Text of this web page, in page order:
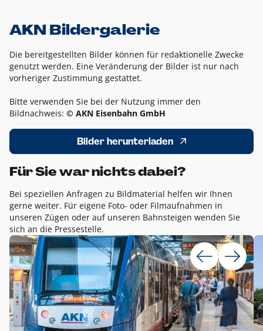
AKN Bildergalerie
Die bereitgestellten Bilder können für redaktionelle Zwecke
genutzt werden. Eine Veränderung der Bilder ist nur nach
vorheriger Zustimmung gestattet.
Bitte verwenden Sie bei der Nutzung immer den
Bildnachweis: © AKN Eisenbahn GmbH
Bilder herunterladen
Für Sie war nichts dabei?
Bei speziellen Anfragen zu Bildmaterial helfen wir Ihnen
gerne weiter. Für eigene Foto- oder Filmaufnahmen in
unseren Zügen oder auf unseren Bahnsteigen wenden Sie
sich an die Pressestelle.